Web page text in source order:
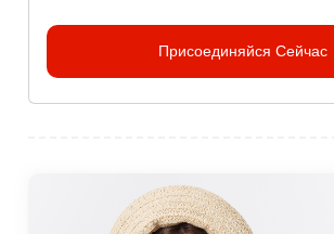
Присоединяйся Сейчас